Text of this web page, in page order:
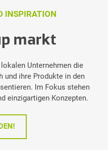
INSPIRATION
markt
Unternehmen die
und ihre Produkte in den
Im Fokus stehen
einzigartigen Konzepten.